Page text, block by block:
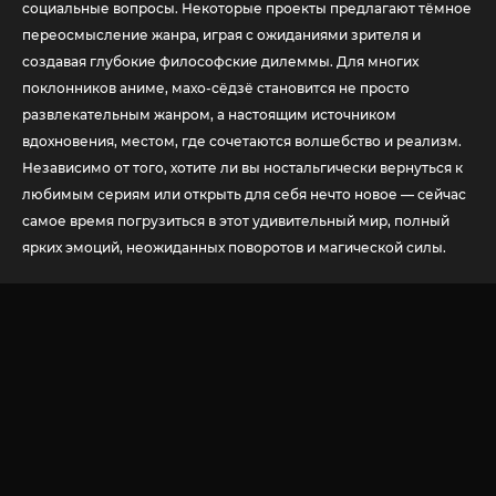
социальные вопросы. Некоторые проекты предлагают тёмное
переосмысление жанра, играя с ожиданиями зрителя и
создавая глубокие философские дилеммы. Для многих
поклонников аниме, махо-сёдзё становится не просто
развлекательным жанром, а настоящим источником
вдохновения, местом, где сочетаются волшебство и реализм.
Независимо от того, хотите ли вы ностальгически вернуться к
любимым сериям или открыть для себя нечто новое — сейчас
самое время погрузиться в этот удивительный мир, полный
ярких эмоций, неожиданных поворотов и магической силы.